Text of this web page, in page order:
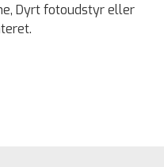
Dyrt fotoudstyr eller